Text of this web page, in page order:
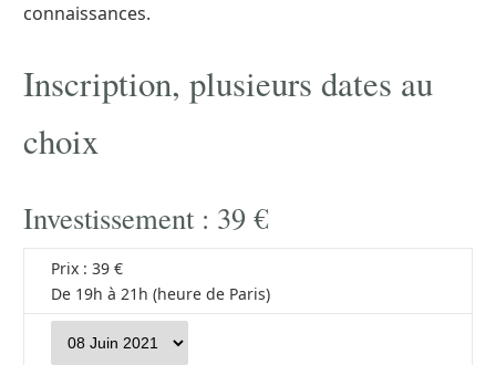
connaissances.
Inscription, plusieurs dates au
choix
Investissement : 39 €
Prix : 39 €
De 19h à 21h (heure de Paris)